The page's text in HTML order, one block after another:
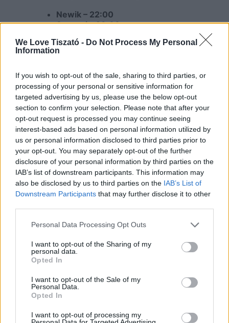
We Love Tiszató - Do Not Process My Personal
Information
If you wish to opt-out of the sale, sharing to third parties, or
processing of your personal or sensitive information for
targeted advertising by us, please use the below opt-out
section to confirm your selection. Please note that after your
opt-out request is processed you may continue seeing
interest-based ads based on personal information utilized by
us or personal information disclosed to third parties prior to
your opt-out. You may separately opt-out of the further
disclosure of your personal information by third parties on the
IAB’s list of downstream participants. This information may
also be disclosed by us to third parties on the IAB’s List of
Downstream Participants that may further disclose it to other
Personal Data Processing Opt Outs
I want to opt-out of the Sharing of my
personal data.
Opted In
I want to opt-out of the Sale of my
Personal Data.
Opted In
I want to opt-out of processing my
Newik – 22:00
Szecsei – 23:00
fellépők
A szombati nap a látványos autós
programokról szól:
Felni kitartó verseny(09:00)
Autóhifi és kipufogó hangnyomás
verseny (10:00–)
Kipufogógáz toló verseny(11:30)
Sörivó verseny 2.0
(13:00)
Autós Limbo 2.0
– gyári, ültetett,
air és cabrio kategóriák (15:00)
Show&Shine blokkokegész nap
Show&Shine alatt lehet nevezni:
Best of The Beach 2026 (TOP 20)
Legjobb női tuner (TOP 3)
A napot nagyszínpados fellépők zárják:
NEMAZALÁNY x SOFI – 21:30